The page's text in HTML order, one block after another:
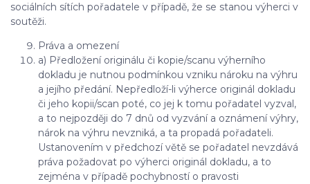
sociálních sítích pořadatele v případě, že se stanou výherci v
soutěži.
Práva a omezení
a) Předložení originálu či kopie/scanu výherního
dokladu je nutnou podmínkou vzniku nároku na výhru
a jejího předání. Nepředloží-li výherce originál dokladu
či jeho kopii/scan poté, co jej k tomu pořadatel vyzval,
a to nejpozději do 7 dnů od vyzvání a oznámení výhry,
nárok na výhru nevzniká, a ta propadá pořadateli.
Ustanovením v předchozí větě se pořadatel nevzdává
práva požadovat po výherci originál dokladu, a to
zejména v případě pochybností o pravosti